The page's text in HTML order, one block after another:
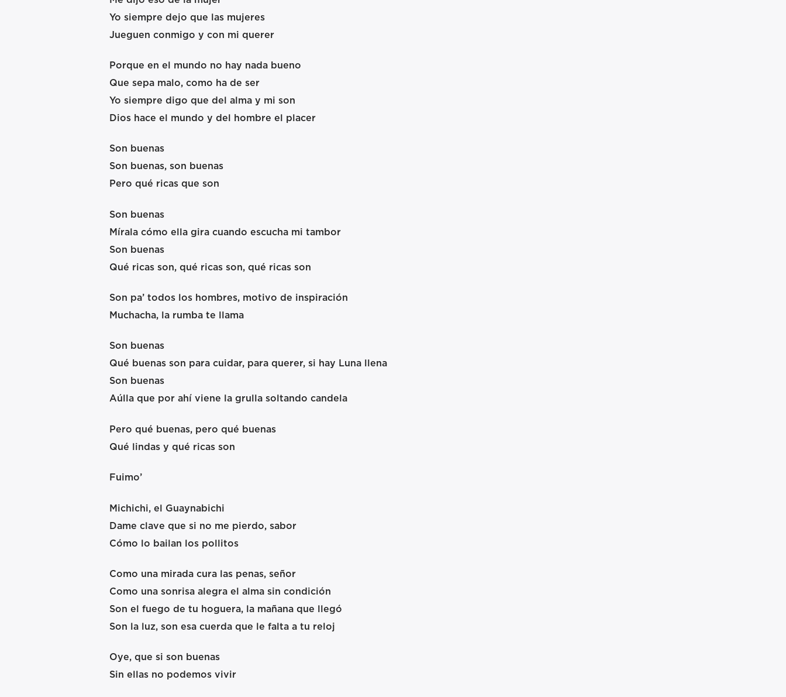
Yo siempre dejo que las mujeres
Jueguen conmigo y con mi querer
Porque en el mundo no hay nada bueno
Que sepa malo, como ha de ser
Yo siempre digo que del alma y mi son
Dios hace el mundo y del hombre el placer
Son buenas
Son buenas, son buenas
Pero qué ricas que son
Son buenas
Mírala cómo ella gira cuando escucha mi tambor
Son buenas
Qué ricas son, qué ricas son, qué ricas son
Son pa’ todos los hombres, motivo de inspiración
Muchacha, la rumba te llama
Son buenas
Qué buenas son para cuidar, para querer, si hay Luna llena
Son buenas
Aúlla que por ahí viene la grulla soltando candela
Pero qué buenas, pero qué buenas
Qué lindas y qué ricas son
Fuimo’
Michichi, el Guaynabichi
Dame clave que si no me pierdo, sabor
Cómo lo bailan los pollitos
Como una mirada cura las penas, señor
Como una sonrisa alegra el alma sin condición
Son el fuego de tu hoguera, la mañana que llegó
Son la luz, son esa cuerda que le falta a tu reloj
Oye, que si son buenas
Sin ellas no podemos vivir